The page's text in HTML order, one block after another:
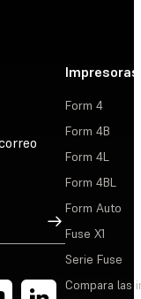
Suscribirse
Impresoras
Form 4
Form 4B
Form 4L
Form 4BL
Form Auto
Fuse X1
Serie Fuse
Compara las